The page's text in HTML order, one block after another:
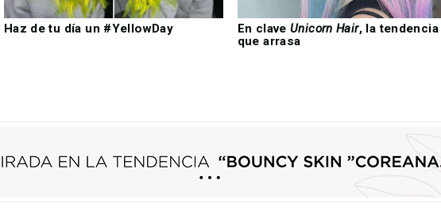
Haz de tu día un #YellowDay En claveUnicorn Hair, la tendencia
que arrasa